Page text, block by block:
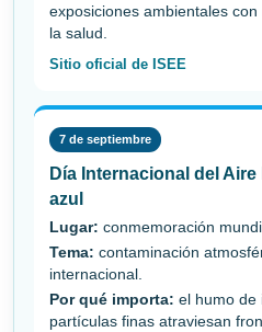
exposiciones ambientales
la salud.
Sitio oficial de ISEE
7 de septiembre
Día Internacional del
azul
Lugar: conmemoración
Tema: contaminación
internacional.
Por qué importa: el humo de
partículas finas atraviesan